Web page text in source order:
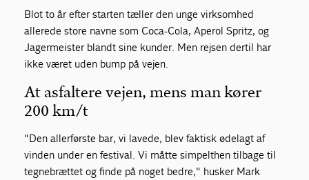
Blot to år efter starten tæller den unge virksomhed
allerede store navne som Coca-Cola, Aperol Spritz, og
Jagermeister blandt sine kunder. Men rejsen dertil har
ikke været uden bump på vejen.
At asfaltere vejen, mens man kører
200 km/t
"Den allerførste bar, vi lavede, blev faktisk ødelagt af
vinden under en festival. Vi måtte simpelthen tilbage til
tegnebrættet og finde på noget bedre," husker Mark